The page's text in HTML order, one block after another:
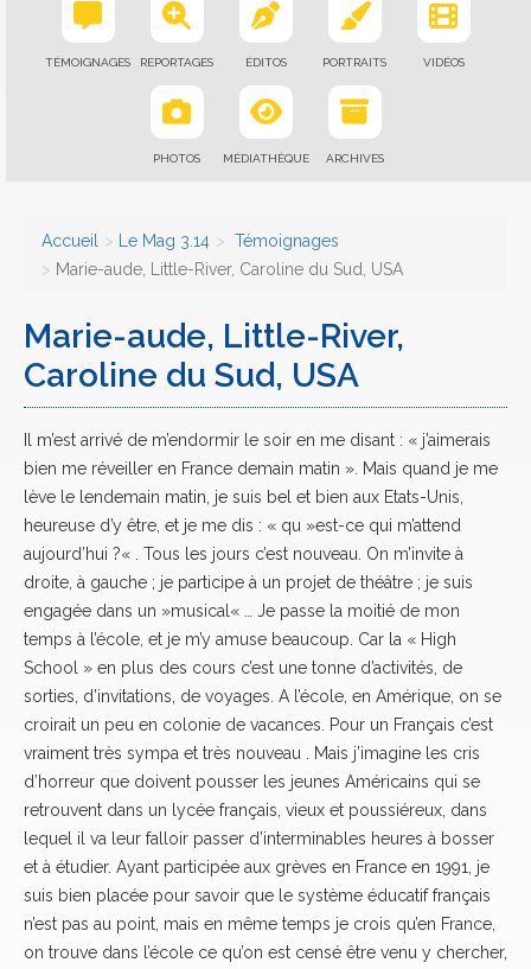
TÉMOIGNAGES REPORTAGES ÉDITOS PORTRAITS VIDÉOS
PHOTOS MÉDIATHÈQUE ARCHIVES
Accueil Le Mag 3.14
Témoignages
Marie-aude, Little-River, Caroline du Sud, USA
Marie-aude, Little-River,
Caroline du Sud, USA
Il m’est arrivé de m’endormir le soir en me disant : « j’aimerais
bien me réveiller en France demain matin ». Mais quand je me
lève le lendemain matin, je suis bel et bien aux Etats-Unis,
heureuse d’y être, et je me dis : « qu »est-ce qui m’attend
aujourd’hui ?« . Tous les jours c’est nouveau. On m’invite à
droite, à gauche ; je participe à un projet de théâtre ; je suis
engagée dans un »musical« … Je passe la moitié de mon
temps à l’école, et je m’y amuse beaucoup. Car la « High
School » en plus des cours c’est une tonne d’activités, de
sorties, d’invitations, de voyages. A l’école, en Amérique, on se
croirait un peu en colonie de vacances. Pour un Français c’est
vraiment très sympa et très nouveau . Mais j’imagine les cris
d’horreur que doivent pousser les jeunes Américains qui se
retrouvent dans un lycée français, vieux et poussiéreux, dans
lequel il va leur falloir passer d’interminables heures à bosser
et à étudier. Ayant participée aux grèves en France en 1991, je
suis bien placée pour savoir que le système éducatif français
n’est pas au point, mais en même temps je crois qu’en France,
on trouve dans l’école ce qu’on est censé être venu y chercher,